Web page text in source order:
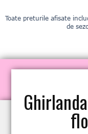
Toate preturile afisate
de